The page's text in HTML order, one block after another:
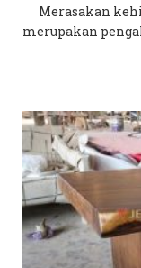
Merasakan
merupakan